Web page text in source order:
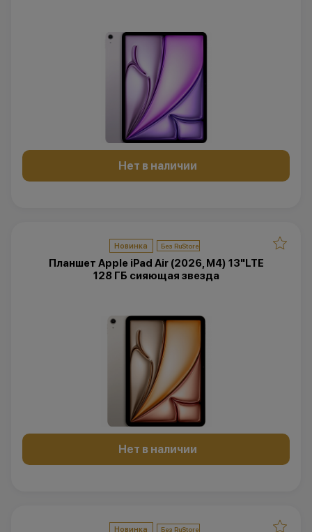
Нет в наличии
Новинка
Планшет Apple iPad Air (2026, M4) 13"LTE
128 ГБ сияющая звезда
Нет в наличии
Новинка